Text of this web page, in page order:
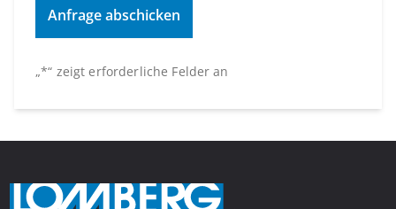
„*“ zeigt erforderliche Felder an